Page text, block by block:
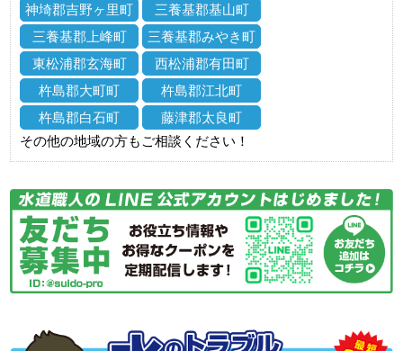
神埼郡吉野ヶ里町
三養基郡基山町
三養基郡上峰町
三養基郡みやき町
東松浦郡玄海町
西松浦郡有田町
杵島郡大町町
杵島郡江北町
杵島郡白石町
藤津郡太良町
その他の地域の方もご相談ください！